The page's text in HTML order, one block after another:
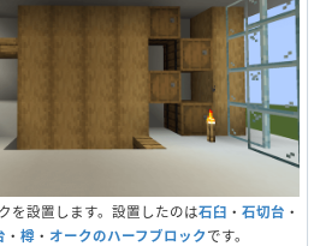
を設置します。設置したのは石臼 ・ 石切台 ・
・ 樽・ オークのハーフブロックです。